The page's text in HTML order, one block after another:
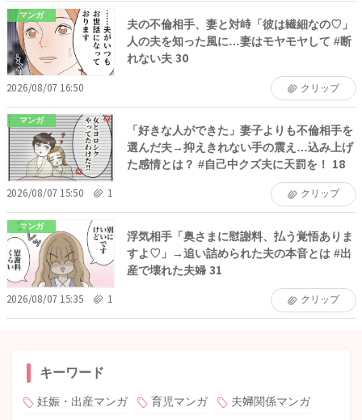
マンガ
夫の不倫相手、妻と対峙「彼は繊細なの♡」
人の夫を知った風に…妻はモヤモヤして #断
れない夫 30
2026/08/07 16:50 クリップ
マンガ
「好きな人ができた」妻子よりも不倫相手を
選んだ夫→抑えきれない手の震え…込み上げ
た感情とは？ #自己中クズ夫に天罰を！ 18
2026/08/07 15:50 1 クリップ
マンガ
浮気相手「奥さまに慰謝料、払う覚悟ありま
すよ♡」→追い詰められた夫の本音とは #出
産で壊れた夫婦 31
2026/08/07 15:35 1 クリップ
キーワード
妊娠・出産マンガ 育児マンガ
夫婦関係マンガ